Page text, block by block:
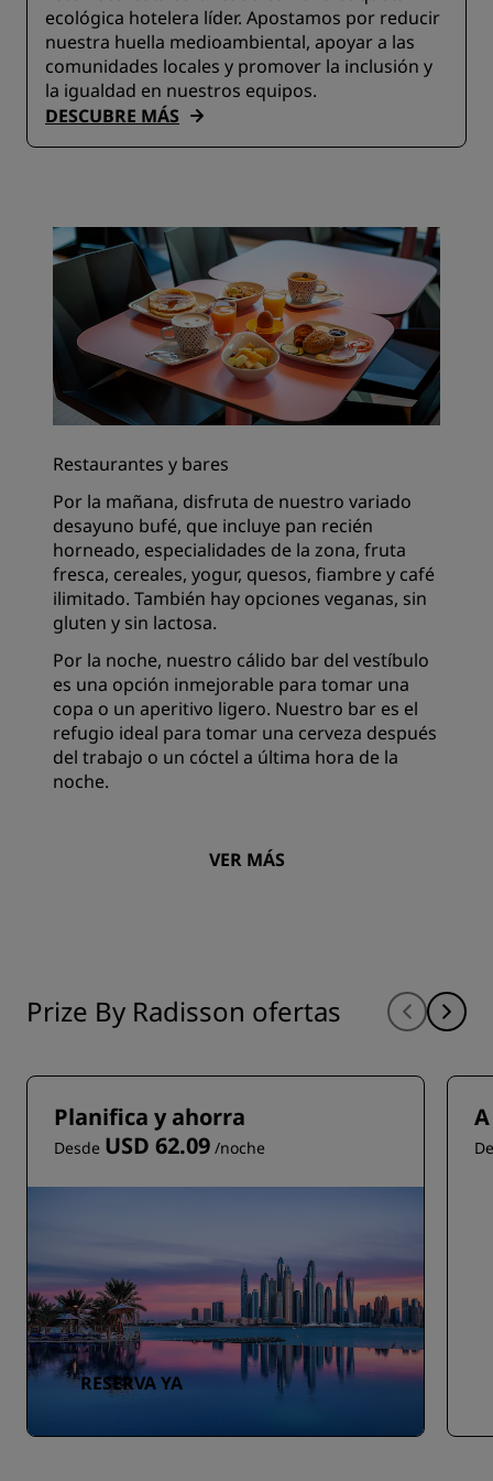
ecológica hotelera líder. Apostamos por reducir
nuestra huella medioambiental, apoyar a las
comunidades locales y promover la inclusión y
la igualdad en nuestros equipos.
DESCUBRE MÁS
Restaurantes y bares
Por la mañana, disfruta de nuestro variado
desayuno bufé, que incluye pan recién
horneado, especialidades de la zona, fruta
fresca, cereales, yogur, quesos, fiambre y café
ilimitado. También hay opciones veganas, sin
gluten y sin lactosa.
Por la noche, nuestro cálido bar del vestíbulo
es una opción inmejorable para tomar una
copa o un aperitivo ligero. Nuestro bar es el
refugio ideal para tomar una cerveza después
del trabajo o un cóctel a última hora de la
noche.
VER MÁS
Prize By Radisson ofertas
Planifica y ahorra
Desde USD 62.09 /noche
RESERVA YA